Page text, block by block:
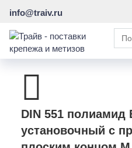
info@traiv.ru
DIN 551 полиамид
установочный с